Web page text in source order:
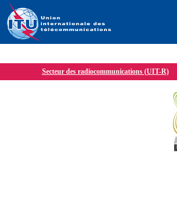
Secteur des radiocommunications (UIT-R)